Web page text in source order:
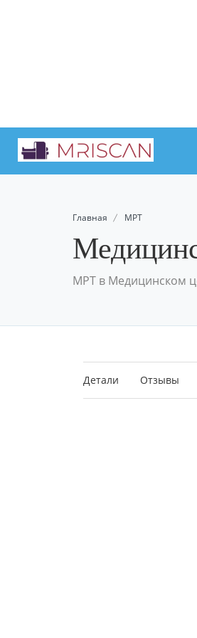
Главная МРТ
МРТ в Медицинском
Детали Отзывы